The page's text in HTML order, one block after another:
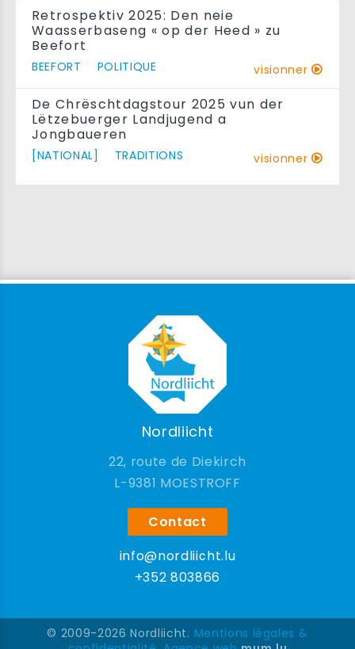
Retrospektiv 2025: Den neie
Waasserbaseng « op der Heed » zu
Beefort
BEEFORT POLITIQUE visionner
De Chrëschtdagstour 2025 vun der
Lëtzebuerger Landjugend a
Jongbaueren
[NATIONAL] TRADITIONS visionner
Nordliicht
22, route de Diekirch
9381 MOESTROFF
Contact
info@nordliicht.lu
+352 803866
© 2009-2026 Nordliicht. Mentions légales &